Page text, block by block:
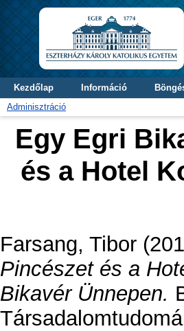
Kezdőlap Információ
Adminisztráció
Egy Egri
és a Hotel
Farsang, Tibor
Pincészet és a
Bikavér Ünnepen.